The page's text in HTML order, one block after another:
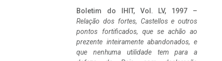
Boletim do IHIT, Vol. LV, 1997 –
Relação dos fortes, Castellos e outros
pontos fortificados, que se achão ao
prezente inteiramente abandonados, e
que nenhuma utilidade tem para a